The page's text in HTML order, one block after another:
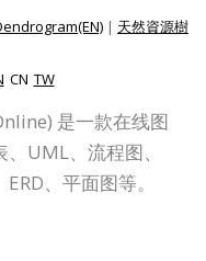
| 天然資源樹
CN TW
是一款在线图
UML、流程图、
、平面图等。